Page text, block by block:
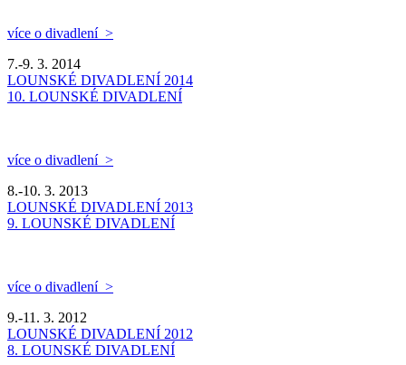
více o divadlení >
7.-9. 3. 2014
LOUNSKÉ DIVADLENÍ 2014
10. LOUNSKÉ DIVADLENÍ
více o divadlení >
8.-10. 3. 2013
LOUNSKÉ DIVADLENÍ 2013
9. LOUNSKÉ DIVADLENÍ
více o divadlení >
9.-11. 3. 2012
LOUNSKÉ DIVADLENÍ 2012
8. LOUNSKÉ DIVADLENÍ